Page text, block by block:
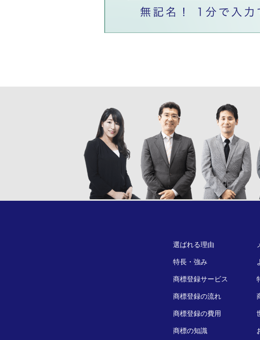
選ばれる理由
特長・強み
商標登録サービス
商標登録の流れ
商標登録の費用
商標の知識